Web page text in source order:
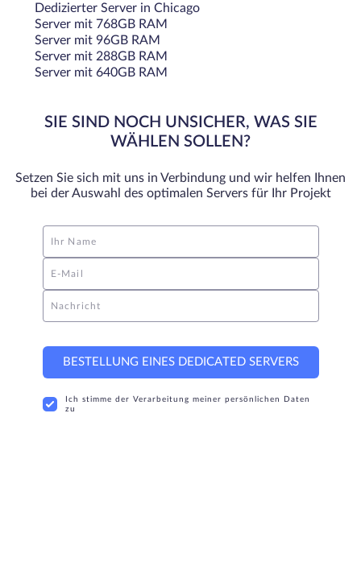
Dedizierter Server in Chicago
Server mit 768GB RAM
Server mit 96GB RAM
Server mit 288GB RAM
Server mit 640GB RAM
SIE SIND NOCH UNSICHER, WAS SIE
WÄHLEN SOLLEN?
Setzen Sie sich mit uns in Verbindung und wir helfen Ihnen
bei der Auswahl des optimalen Servers für Ihr Projekt
Ihr Name
E-Mail
Nachricht
BESTELLUNG EINES DEDICATED SERVERS
Ich stimme der Verarbeitung meiner persönlichen Daten
zu